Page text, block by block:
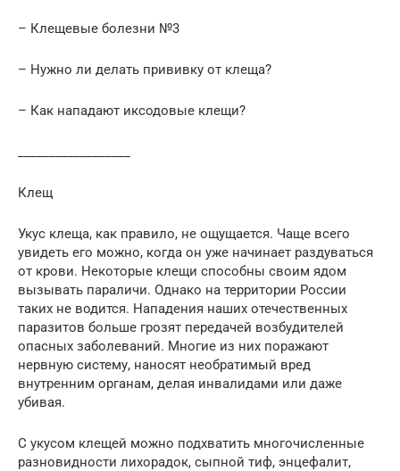
– Клещевые болезни №3
– Нужно ли делать прививку от клеща?
– Как нападают иксодовые клещи?
Клещ
Укус клеща, как правило, не ощущается. Чаще всего
увидеть его можно, когда он уже начинает раздуваться
от крови. Некоторые клещи способны своим ядом
вызывать параличи. Однако на территории России
таких не водится. Нападения наших отечественных
паразитов больше грозят передачей возбудителей
опасных заболеваний. Многие из них поражают
нервную систему, наносят необратимый вред
внутренним органам, делая инвалидами или даже
убивая.
С укусом клещей можно подхватить многочисленные
разновидности лихорадок, сыпной тиф, энцефалит,